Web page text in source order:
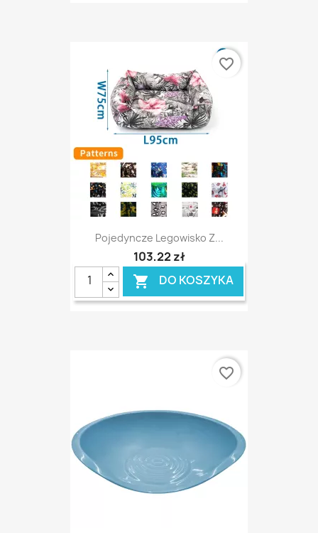
Pojedyncze Legowisko Z...
103,22 zł
 DO KOSZYKA
favorite_border
favorite_border